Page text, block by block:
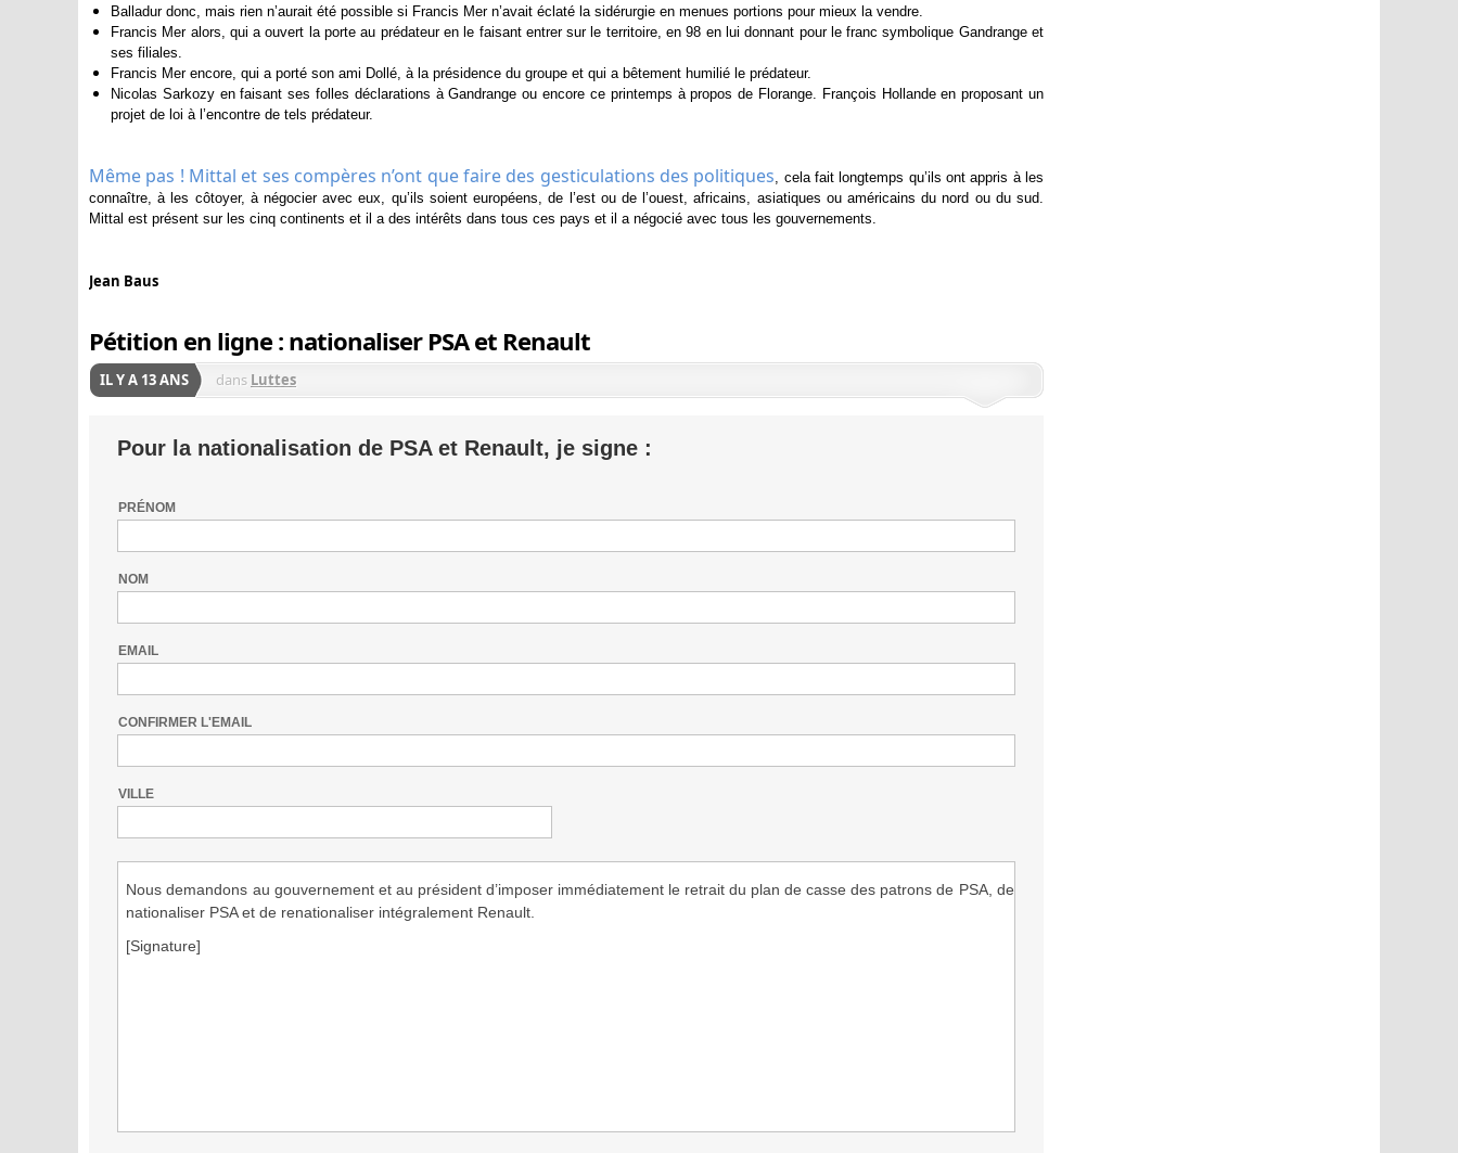
Balladur donc, mais rien n’aurait été possible si Francis Mer n’avait éclaté la sidérurgie en menues portions pour mieux la vendre.
Francis Mer alors, qui a ouvert la porte au prédateur en le faisant entrer sur le territoire, en 98 en lui donnant pour le franc symbolique Gandrange et
ses filiales.
Francis Mer encore, qui a porté son ami Dollé, à la présidence du groupe et qui a bêtement humilié le prédateur.
Nicolas Sarkozy en faisant ses folles déclarations à Gandrange ou encore ce printemps à propos de Florange. François Hollande en proposant un
projet de loi à l’encontre de tels prédateur.
Même pas ! Mittal et ses compères n’ont que faire des gesticulations des politiques, cela fait longtemps qu’ils ont appris à les
connaître, à les côtoyer, à négocier avec eux, qu’ils soient européens, de l’est ou de l’ouest, africains, asiatiques ou américains du nord ou du sud.
Mittal est présent sur les cinq continents et il a des intérêts dans tous ces pays et il a négocié avec tous les gouvernements.
Jean Baus
Pétition en ligne : nationaliser PSA et Renault
IL Y A 13 ANS dans Luttes
Pour la nationalisation de PSA et Renault, je signe :
PRÉNOM
NOM
EMAIL
CONFIRMER L'EMAIL
VILLE
Nous demandons au gouvernement et au président d’imposer immédiatement le retrait du plan de casse des patrons de PSA, de
nationaliser PSA et de renationaliser intégralement Renault.
[signature]